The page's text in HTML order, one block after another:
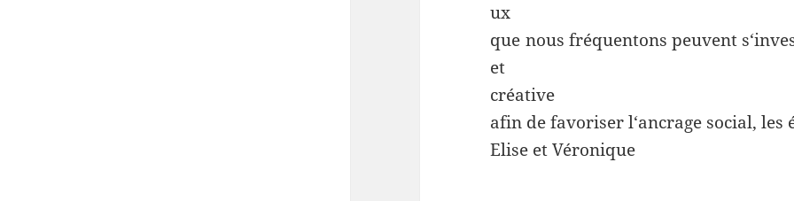
ux
que nous fréquentons peuvent s‘
et
créative
afin de favoriser l‘ancrage social,les
Elise et Véronique